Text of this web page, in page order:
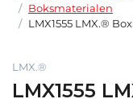
Boksmaterialen
LMX1555 LMX.®
LMX.®
LMX1555